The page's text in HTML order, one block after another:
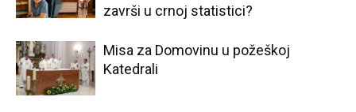
završi u crnoj statistici?
Misa za Domovinu u požeškoj
Katedrali